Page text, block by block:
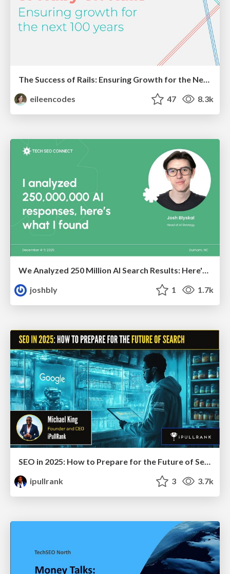
The Success of Rails: Ensuring Growth for the Next 100 Years
eileencodes
47 8.3k
We Analyzed 250 Million AI Search Results: Here's What I Found
joshbly
1 1.7k
ipullrank
3 3.7k